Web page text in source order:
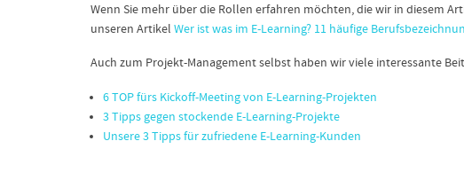
Wenn Sie mehr über die Rollen erfahren möchten, die wir in diesem
unseren Artikel Wer ist was im E-Learning? 11 häufige
Auch zum Projekt-Management selbst haben wir viele interessante
6 TOP fürs Kickoff-Meeting von E-Learning-Projekten
3 Tipps gegen stockende E-Learning-Projekte
Unsere 3 Tipps für zufriedene E-Learning-Kunden